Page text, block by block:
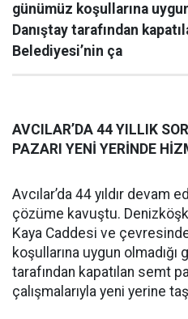
günümüz koşullarına
Danıştay tarafından
Belediyesi’nin ça
AVCILAR’DA 44 YILLIK
PAZARI YENİ YERİNDE
Avcılar’da 44 yıldır devam
çözüme kavuştu.
Kaya Caddesi ve
koşullarına uygun
tarafından kapatılan semt
çalışmalarıyla yeni yerine